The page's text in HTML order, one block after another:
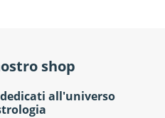
shop
all'universo